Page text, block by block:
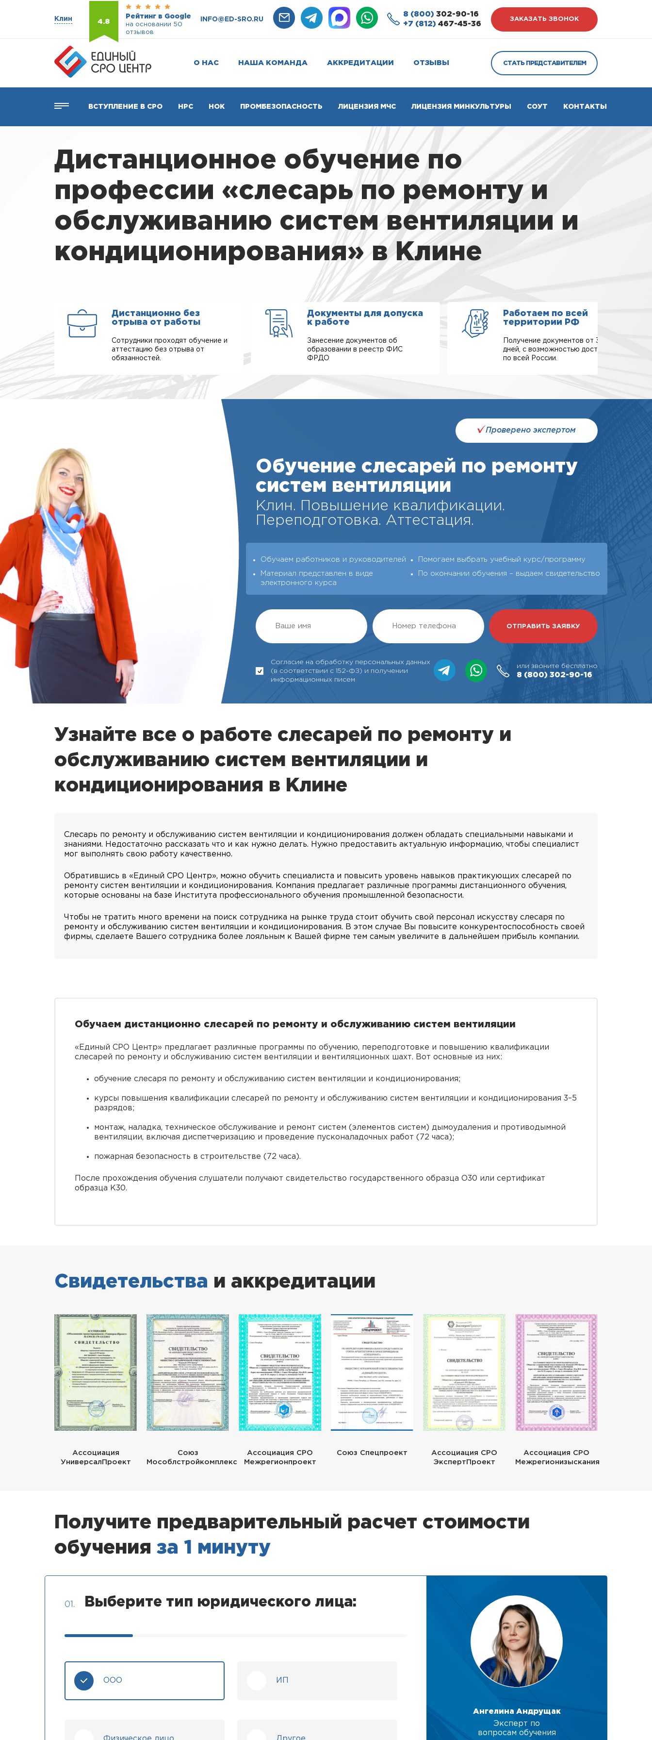
Клин 4.8
Рейтинг в Google
на основании 50
отзывов
INFO@ED-SRO.RU
8 (800) 302-90-16
+7 (812) 467-45-36
ЗАКАЗАТЬ ЗВОНОК
О НАС НАША КОМАНДА АККРЕДИТАЦИИ ОТЗЫВЫ СТАТЬ ПРЕДСТАВИТЕЛЕМ
ВСТУПЛЕНИЕ В СРО НРС НОК ПРОМБЕЗОПАСНОСТЬ ЛИЦЕНЗИЯ МЧС ЛИЦЕНЗИЯ МИНКУЛЬТУРЫ СОУТ КОНТАКТЫ
Дистанционное обучение по
профессии «слесарь по ремонту и
обслуживанию систем вентиляции и
кондиционирования» в Клине
Дистанционно без
отрыва от работы
Сотрудники проходят обучение и
аттестацию без отрыва от
обязанностей.
Документы для допуска
к работе
Занесение документов об
образовании в реестр ФИС
ФРДО
Работаем по всей
территории РФ
Получение документов от 3-х
дней, с возможностью доставки
по всей России.
Проверено экспертом
Обучение слесарей по ремонту
систем вентиляции
Клин. Повышение квалификации.
Переподготовка. Аттестация.
Обучаем работников и руководителей Помогаем выбрать учебный курс/программу
Материал представлен в виде
электронного курса
По окончании обучения – выдаeм свидетельство
Согласие на обработку персональных данных
(в соответствии с 152-ФЗ) и получении
информационных писем
или звоните бесплатно
8 (800) 302-90-16
Узнайте все о работе слесарей по ремонту и
обслуживанию систем вентиляции и
кондиционирования в Клине
Слесарь по ремонту и обслуживанию систем вентиляции и кондиционирования должен обладать специальными навыками и
знаниями. Недостаточно рассказать что и как нужно делать. Нужно предоставить актуальную информацию, чтобы специалист
мог выполнять свою работу качественно.
Обратившись в «Единый СРО Центр», можно обучить специалиста и повысить уровень навыков практикующих слесарей по
ремонту систем вентиляции и кондиционирования. Компания предлагает различные программы дистанционного обучения,
которые основаны на базе Института профессионального обучения промышленной безопасности.
Чтобы не тратить много времени на поиск сотрудника на рынке труда стоит обучить свой персонал искусству слесаря по
ремонту и обслуживанию систем вентиляции и кондиционирования. В этом случае Вы повысите конкурентоспособность своей
фирмы, сделаете Вашего сотрудника более лояльным к Вашей фирме тем самым увеличите в дальнейшем прибыль компании.
Обучаем дистанционно слесарей по ремонту и обслуживанию систем вентиляции
«Единый СРО Центр» предлагает различные программы по обучению, переподготовке и повышению квалификации
слесарей по ремонту и обслуживанию систем вентиляции и вентиляционных шахт. Вот основные из них:
обучение слесаря по ремонту и обслуживанию систем вентиляции и кондиционирования;
курсы повышения квалификации слесарей по ремонту и обслуживанию систем вентиляции и кондиционирования 3–5
разрядов;
монтаж, наладка, техническое обслуживание и ремонт систем (элементов систем) дымоудаления и противодымной
вентиляции, включая диспетчеризацию и проведение пусконаладочных работ (72 часа);
пожарная безопасность в строительстве (72 часа).
После прохождения обучения слушатели получают свидетельство государственного образца O30 или сертификат
образца K30.
Свидетельства и аккредитации
Ассоциация
УниверсалПроект
Союз
Мособлстройкомплекс
Ассоциация СРО
Межрегионпроект
Союз Спецпроект
Ассоциация СРО
ЭкспертПроект
Ассоциация СРО
Межрегионизыскания
Получите предварительный расчет стоимости
обучения за 1 минуту
01. Выберите тип юридического лица:
ООО ИП
Ангелина Андрущак
Эксперт по
вопросам обучения